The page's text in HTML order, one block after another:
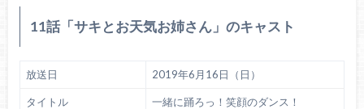
11話「サキとお天気お姉さん」のキャスト
放送日 2019年6月16日（日）
タイトル 一緒に踊ろっ！笑顔のダンス！